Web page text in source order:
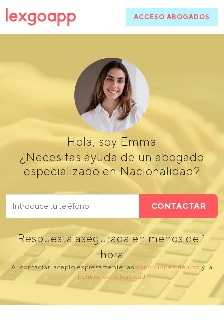
ACCESO ABOGADOS
Hola, soy Emma
¿Necesitas ayuda de un abogado
especializado en Nacionalidad?
CONTACTAR
Respuesta asegurada en menos de 1
hora
Al contactar, acepto expresamente las condiciones de uso y la
política de privacidad